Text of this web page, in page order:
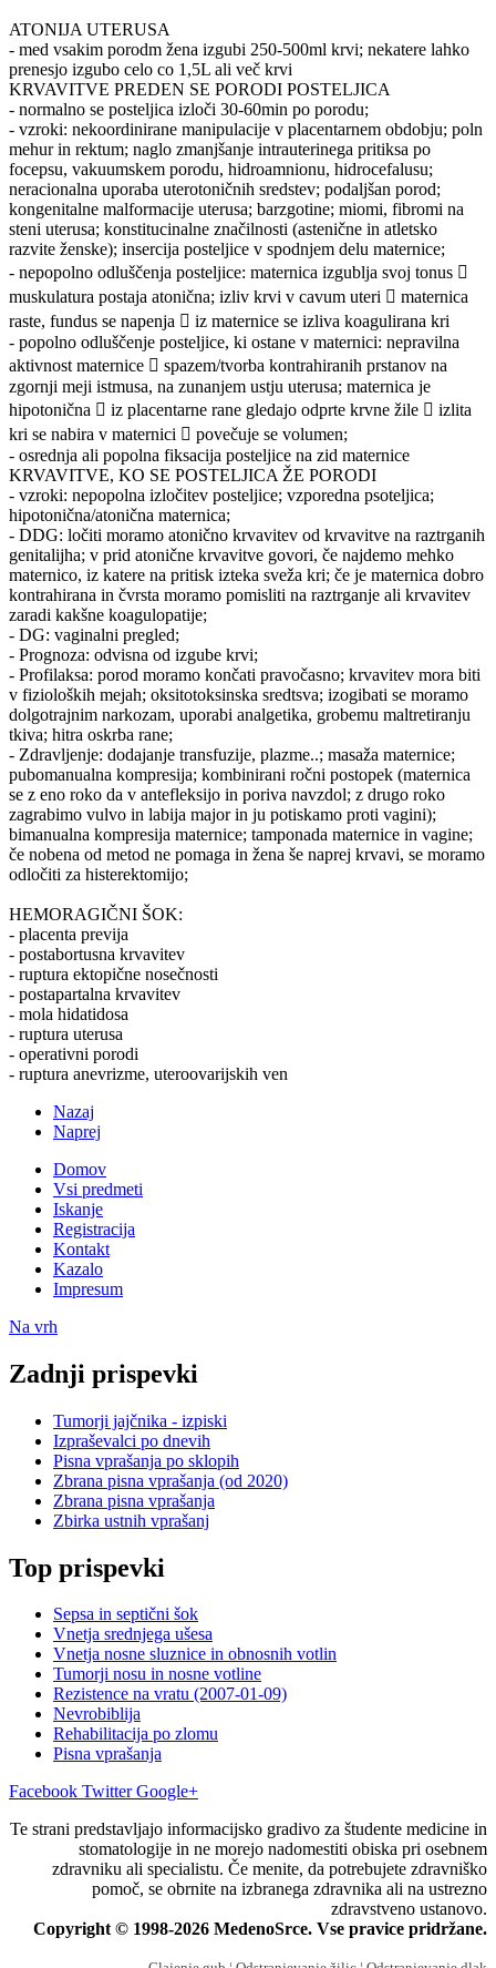
ATONIJA UTERUSA
- med vsakim porodm žena izgubi 250-500ml krvi; nekatere lahko
prenesjo izgubo celo co 1,5L ali več krvi
KRVAVITVE PREDEN SE PORODI POSTELJICA
- normalno se posteljica izloči 30-60min po porodu;
- vzroki: nekoordinirane manipulacije v placentarnem obdobju; poln
mehur in rektum; naglo zmanjšanje intrauterinega pritiksa po
focepsu, vakuumskem porodu, hidroamnionu, hidrocefalusu;
neracionalna uporaba uterotoničnih sredstev; podaljšan porod;
kongenitalne malformacije uterusa; barzgotine; miomi, fibromi na
steni uterusa; konstitucinalne značilnosti (astenične in atletsko
razvite ženske); insercija posteljice v spodnjem delu maternice;
- nepopolno odluščenja posteljice: maternica izgublja svoj tonus 
muskulatura postaja atonična; izliv krvi v cavum uteri  maternica
raste, fundus se napenja  iz maternice se izliva koagulirana kri
- popolno odluščenje posteljice, ki ostane v maternici: nepravilna
aktivnost maternice  spazem/tvorba kontrahiranih prstanov na
zgornji meji istmusa, na zunanjem ustju uterusa; maternica je
hipotonična  iz placentarne rane gledajo odprte krvne žile  izlita
kri se nabira v maternici  povečuje se volumen;
- osrednja ali popolna fiksacija posteljice na zid maternice
KRVAVITVE, KO SE POSTELJICA ŽE PORODI
- vzroki: nepopolna izločitev posteljice; vzporedna psoteljica;
hipotonična/atonična maternica;
- DDG: ločiti moramo atonično krvavitev od krvavitve na raztrganih
genitalijha; v prid atonične krvavitve govori, če najdemo mehko
maternico, iz katere na pritisk izteka sveža kri; če je maternica dobro
kontrahirana in čvrsta moramo pomisliti na raztrganje ali krvavitev
zaradi kakšne koagulopatije;
- DG: vaginalni pregled;
- Prognoza: odvisna od izgube krvi;
- Profilaksa: porod moramo končati pravočasno; krvavitev mora biti
v fizioloških mejah; oksitotoksinska sredtsva; izogibati se moramo
dolgotrajnim narkozam, uporabi analgetika, grobemu maltretiranju
tkiva; hitra oskrba rane;
- Zdravljenje: dodajanje transfuzije, plazme..; masaža maternice;
pubomanualna kompresija; kombinirani ročni postopek (maternica
se z eno roko da v antefleksijo in poriva navzdol; z drugo roko
zagrabimo vulvo in labija major in ju potiskamo proti vagini);
bimanualna kompresija maternice; tamponada maternice in vagine;
če nobena od metod ne pomaga in žena še naprej krvavi, se moramo
odločiti za histerektomijo;
HEMORAGIČNI ŠOK:
- placenta previja
- postabortusna krvavitev
- ruptura ektopične nosečnosti
- postapartalna krvavitev
- mola hidatidosa
- ruptura uterusa
- operativni porodi
- ruptura anevrizme, uteroovarijskih ven
Nazaj
Naprej
Domov
Vsi predmeti
Iskanje
Registracija
Kontakt
Kazalo
Impresum
Na vrh
Zadnji prispevki
Tumorji jajčnika - izpiski
Izpraševalci po dnevih
Pisna vprašanja po sklopih
Zbrana pisna vprašanja (od 2020)
Zbrana pisna vprašanja
Zbirka ustnih vprašanj
Top prispevki
Sepsa in septični šok
Vnetja srednjega ušesa
Vnetja nosne sluznice in obnosnih votlin
Tumorji nosu in nosne votline
Rezistence na vratu (2007-01-09)
Nevrobiblija
Rehabilitacija po zlomu
Pisna vprašanja
Facebook Twitter Google+
Te strani predstavljajo informacijsko gradivo za študente medicine in
stomatologije in ne morejo nadomestiti obiska pri osebnem
zdravniku ali specialistu. Če menite, da potrebujete zdravniško
pomoč, se obrnite na izbranega zdravnika ali na ustrezno
zdravstveno ustanovo.
Copyright © 1998-2026 MedenoSrce. Vse pravice pridržane.